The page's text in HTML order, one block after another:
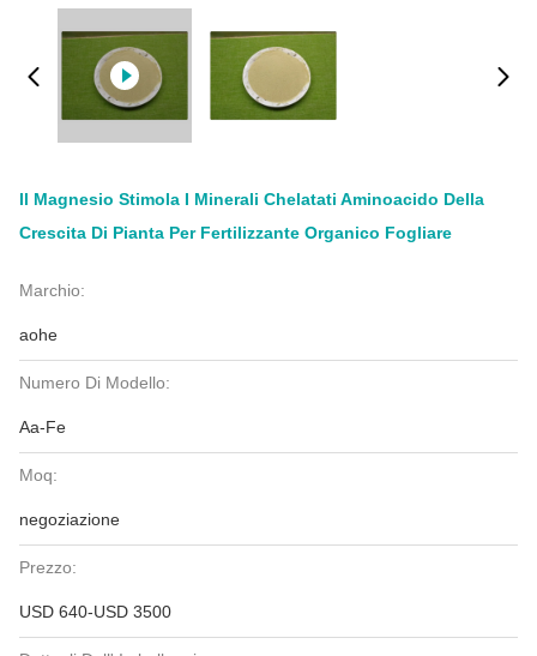
Il Magnesio Stimola I Minerali Chelatati Aminoacido Della
Crescita Di Pianta Per Fertilizzante Organico Fogliare
Marchio:
aohe
Numero Di Modello:
Aa-Fe
Moq:
negoziazione
Prezzo:
USD 640-USD 3500